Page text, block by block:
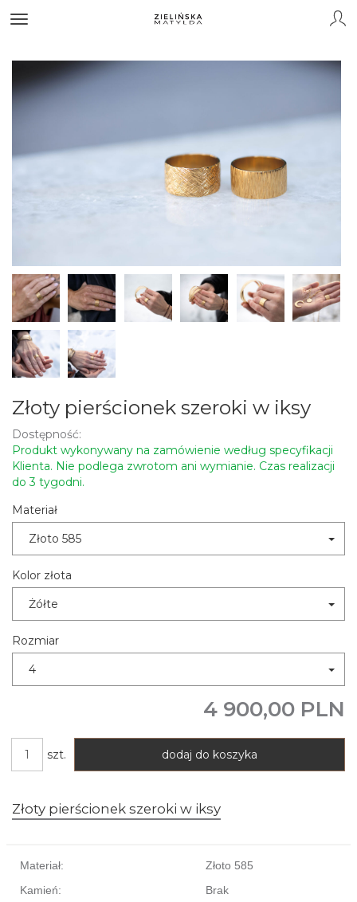
Złoty pierścionek szeroki w iksy
Dostępność:
Produkt wykonywany na zamówienie według specyfikacji
Klienta. Nie podlega zwrotom ani wymianie. Czas realizacji
do 3 tygodni.
Materiał
Złoto 585
Kolor złota
Żółte
Rozmiar
4
4 900,00 PLN
szt. dodaj do koszyka
Złoty pierścionek szeroki w iksy
Materiał:
Złoto 585
Kamień:
Brak